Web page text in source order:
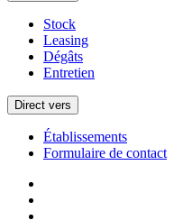
Stock
Leasing
Dégâts
Entretien
Direct vers
Établissements
Formulaire de contact